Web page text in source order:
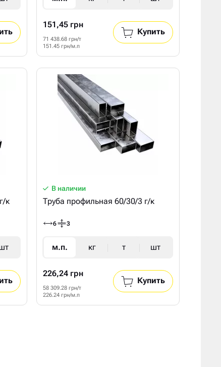
151,45 грн
71 438.68 грн/т
151.45 грн/м.п
Купить
к
В наличии
Труба профильная 60/30/3 г/к
6 3
м.п. кг т шт
226,24 грн
58 309.28 грн/т
226.24 грн/м.п
Купить